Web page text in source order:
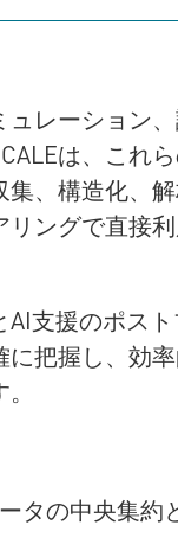
レーション、
は、これ
、構造化、
ングで直接
支援のポス
に把握し、効
タの中央集約